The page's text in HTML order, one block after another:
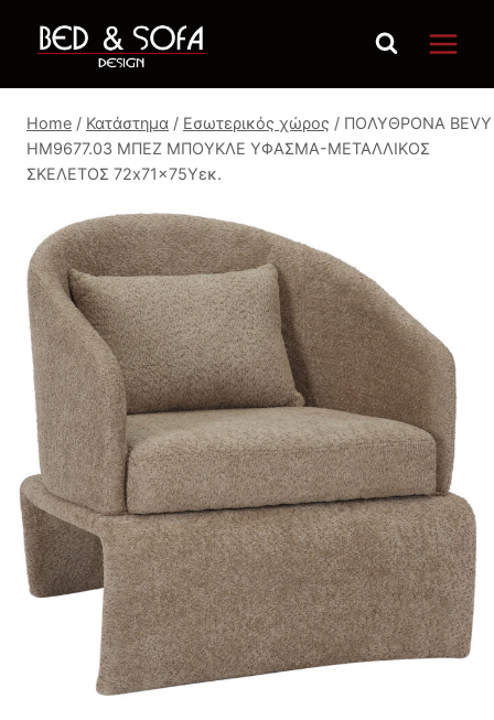
Home / Κατάστημα / Εσωτερικός χώρος / ΠΟΛΥΘΡΟΝΑ BEVY
HM9677.03 ΜΠΕΖ ΜΠΟΥΚΛΕ ΥΦΑΣΜΑ-ΜΕΤΑΛΛΙΚΟΣ
ΣΚΕΛΕΤΟΣ 72x71x75Υεκ.